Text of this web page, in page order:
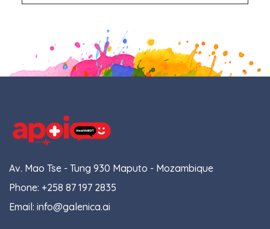
Av. Mao Tse - Tung 930 Maputo - Mozambique
Phone: +258 87 197 2835
Email: info@galenica.ai